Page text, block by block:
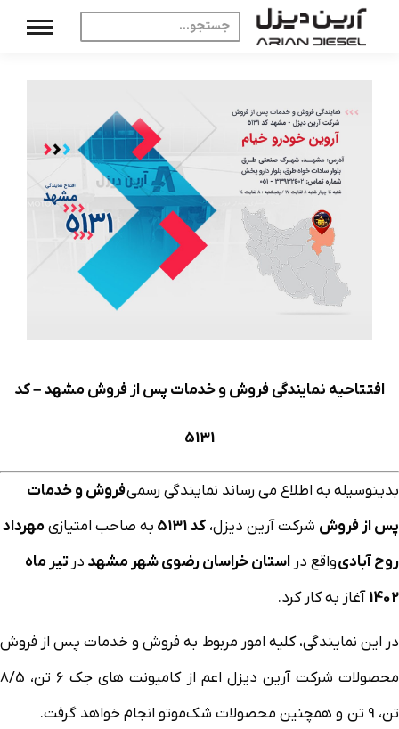
افتتاحیه نمایندگی فروش و خدمات پس از فروش مشهد – کد
5131
بدینوسیله به اطلاع می رساند نمایندگی رسمیفروش و خدمات
پس از فروش شرکت آرین دیزل، کد 5131 به صاحب امتیازی مهرداد
روح آبادیواقع در استان خراسان رضوی شهر مشهد در تیر ماه
1402آغاز به کار کرد.
در این نمایندگی، کلیه امور مربوط به فروش و خدمات پس از فروش
محصولات شرکت آرین دیزل اعم از کامیونت های جک 6 تن، 8/5
تن، 9 تن و همچنین محصولات شک‌موتو انجام خواهد گرفت.